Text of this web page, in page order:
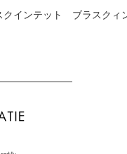
クインテット ブラスク